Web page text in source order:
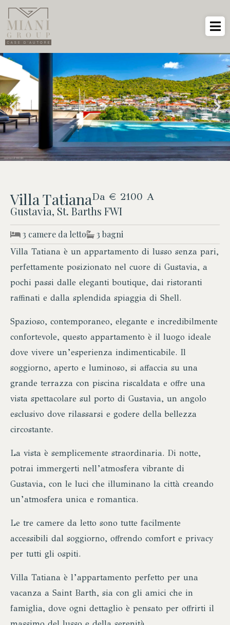
Villa TatianaDa € 2100 A
Gustavia, St. Barths FWI
3 camere da letto 3 bagni
Villa Tatiana è un appartamento di lusso senza pari,
perfettamente posizionato nel cuore di Gustavia, a
pochi passi dalle eleganti boutique, dai ristoranti
raffinati e dalla splendida spiaggia di Shell.
Spazioso, contemporaneo, elegante e incredibilmente
confortevole, questo appartamento è il luogo ideale
dove vivere un’esperienza indimenticabile. Il
soggiorno, aperto e luminoso, si affaccia su una
grande terrazza con piscina riscaldata e offre una
vista spettacolare sul porto di Gustavia, un angolo
esclusivo dove rilassarsi e godere della bellezza
circostante.
La vista è semplicemente straordinaria. Di notte,
potrai immergerti nell’atmosfera vibrante di
Gustavia, con le luci che illuminano la città creando
un’atmosfera unica e romantica.
Le tre camere da letto sono tutte facilmente
accessibili dal soggiorno, offrendo comfort e privacy
per tutti gli ospiti.
Villa Tatiana è l’appartamento perfetto per una
vacanza a Saint Barth, sia con gli amici che in
famiglia, dove ogni dettaglio è pensato per offrirti il